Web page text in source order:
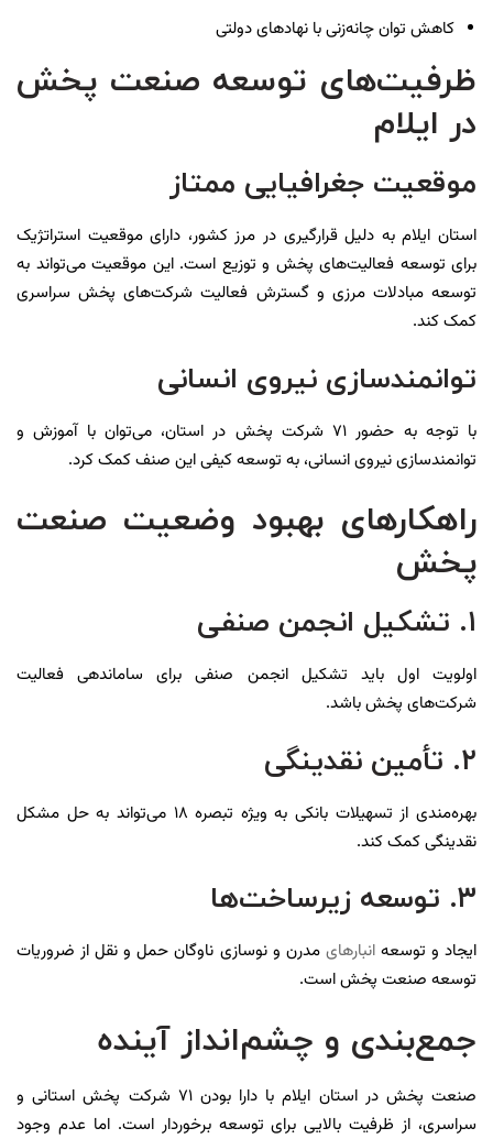
کاهش توان چانه‌زنی با نهادهای دولتی
ظرفیت‌های توسعه صنعت پخش
در ایلام
موقعیت جغرافیایی ممتاز
استان ایلام به دلیل قرارگیری در مرز کشور، دارای موقعیت استراتژیک
برای توسعه فعالیت‌های پخش و توزیع است. این موقعیت می‌تواند به
توسعه مبادلات مرزی و گسترش فعالیت شرکت‌های پخش سراسری
کمک کند.
توانمندسازی نیروی انسانی
با توجه به حضور ۷۱ شرکت پخش در استان، می‌توان با آموزش و
توانمندسازی نیروی انسانی، به توسعه کیفی این صنف کمک کرد.
راهکارهای بهبود وضعیت صنعت
پخش
۱. تشکیل انجمن صنفی
اولویت اول باید تشکیل انجمن صنفی برای ساماندهی فعالیت
شرکت‌های پخش باشد.
۲. تأمین نقدینگی
بهره‌مندی از تسهیلات بانکی به ویژه تبصره ۱۸ می‌تواند به حل مشکل
نقدینگی کمک کند.
۳. توسعه زیرساخت‌ها
ایجاد و توسعهانبارهای مدرن و نوسازی ناوگان حمل و نقل از ضروریات
توسعه صنعت پخش است.
جمع‌بندی و چشم‌انداز آینده
صنعت پخش در استان ایلام با دارا بودن ۷۱ شرکت پخش استانی و
سراسری، از ظرفیت بالایی برای توسعه برخوردار است. اما عدم وجود